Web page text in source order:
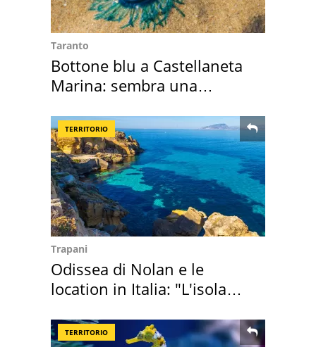
Taranto
Bottone blu a Castellaneta
Marina: sembra una
TERRITORIO
Trapani
Odissea di Nolan e le
location in Italia: "L'isola
TERRITORIO